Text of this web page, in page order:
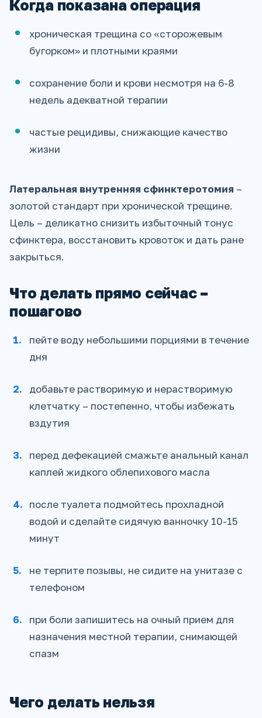
Когда показана операция
хроническая трещина со «сторожевым
бугорком» и плотными краями
сохранение боли и крови несмотря на 6-8
недель адекватной терапии
частые рецидивы, снижающие качество
жизни
Латеральная внутренняя сфинктеротомия –
золотой стандарт при хронической трещине.
Цель – деликатно снизить избыточный тонус
сфинктера, восстановить кровоток и дать ране
закрыться.
Что делать прямо сейчас –
пошагово
пейте воду небольшими порциями в течение
дня
добавьте растворимую и нерастворимую
клетчатку – постепенно, чтобы избежать
вздутия
перед дефекацией смажьте анальный канал
каплей жидкого облепихового масла
после туалета подмойтесь прохладной
водой и сделайте сидячую ванночку 10-15
минут
не терпите позывы, не сидите на унитазе с
телефоном
при боли запишитесь на очный прием для
назначения местной терапии, снимающей
спазм
Чего делать нельзя